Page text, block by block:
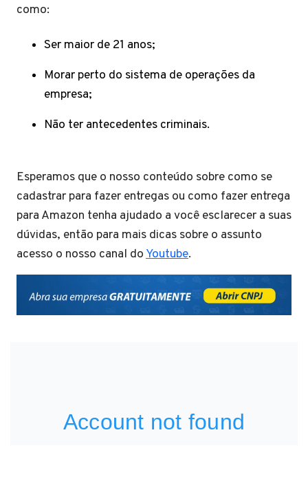
como:
Ser maior de 21 anos;
Morar perto do sistema de operações da
empresa;
Não ter antecedentes criminais.
Esperamos que o nosso conteúdo sobre como se
cadastrar para fazer entregas ou como fazer entrega
para Amazon tenha ajudado a você esclarecer a suas
dúvidas, então para mais dicas sobre o assunto
acesso o nosso canal doYoutube.